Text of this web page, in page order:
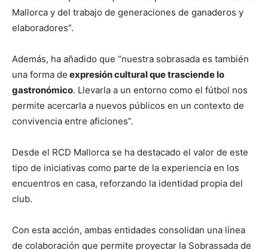
Mallorca y del trabajo de generaciones de ganaderos y
elaboradores”.
Además, ha añadido que “nuestra sobrasada es también
una forma de expresión cultural que trasciende lo
gastronómico. Llevarla a un entorno como el fútbol nos
permite acercarla a nuevos públicos en un contexto de
convivencia entre aficiones”.
Desde el RCD Mallorca se ha destacado el valor de este
tipo de iniciativas como parte de la experiencia en los
encuentros en casa, reforzando la identidad propia del
club.
Con esta acción, ambas entidades consolidan una línea
de colaboración que permite proyectar la Sobrassada de